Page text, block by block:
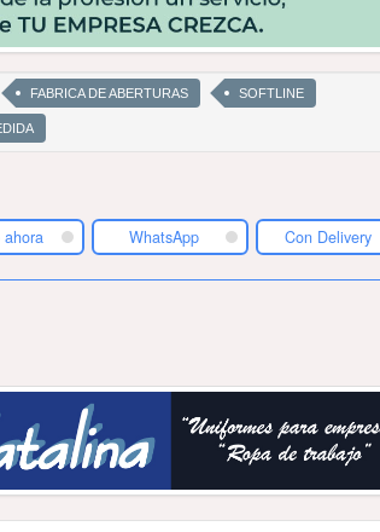
FABRICA DE ABERTURAS SOFTLINE
WhatsApp Con Delivery